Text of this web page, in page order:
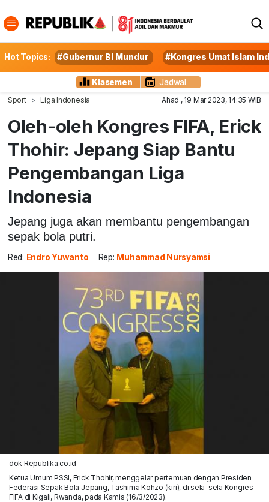
Hot Topics: #Gubernur BI Mundur #Kongres Umat Islam
Klasemen Jadwal
Sport Liga Indonesia Ahad , 19 Mar 2023, 14:35 WIB
Oleh-oleh Kongres FIFA, Erick
Thohir: Jepang Siap Bantu
Pengembangan Liga
Indonesia
Jepang juga akan membantu pengembangan
sepak bola putri.
Red: Endro Yuwanto Rep: Muhammad Nursyamsi
dok Republika.co.id
Ketua Umum PSSI, Erick Thohir, menggelar pertemuan dengan Presiden
Federasi Sepak Bola Jepang, Tashima Kohzo (kiri), di sela-sela Kongres
FIFA di Kigali, Rwanda, pada Kamis (16/3/2023).